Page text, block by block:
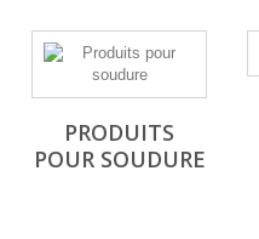
PRODUITS
POUR SOUDURE